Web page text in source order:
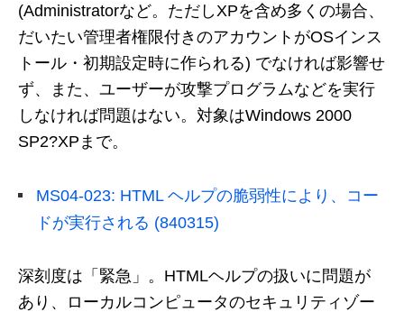
(Administratorなど。ただしXPを含め多くの場合、
だいたい管理者権限付きのアカウントがOSインス
トール・初期設定時に作られる) でなければ影響せ
ず、また、ユーザーが攻撃プログラムなどを実行
しなければ問題はない。対象はWindows 2000
SP2?XPまで。
MS04-023: HTML ヘルプの脆弱性により、コー
ドが実行される (840315)
深刻度は「緊急」。HTMLヘルプの扱いに問題が
あり、ローカルコンピュータのセキュリティゾー